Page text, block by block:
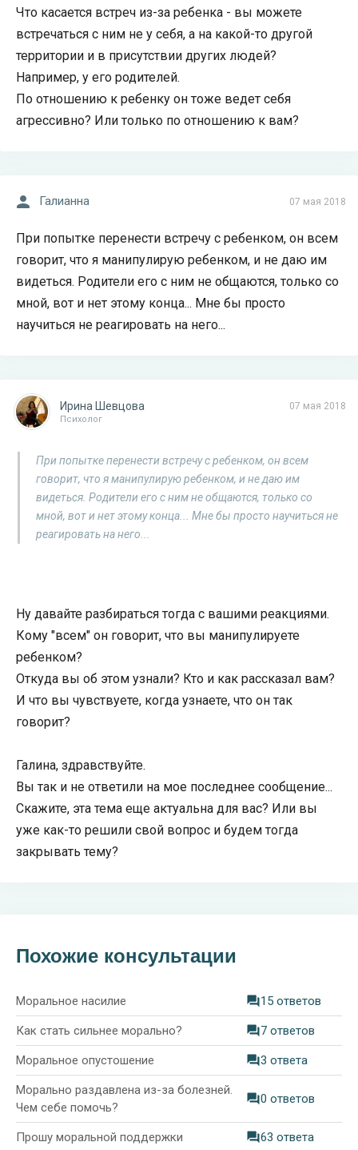
Что касается встреч из-за ребенка - вы можете
встречаться с ним не у себя, а на какой-то другой
территории и в присутствии других людей?
Например, у его родителей.
По отношению к ребенку он тоже ведет себя
агрессивно? Или только по отношению к вам?
07 мая 2018
Галианна
При попытке перенести встречу с ребенком, он всем
говорит, что я манипулирую ребенком, и не даю им
видеться. Родители его с ним не общаются, только со
мной, вот и нет этому конца... Мне бы просто
научиться не реагировать на него...
07 мая 2018
Ирина Шевцова
Психолог
При попытке перенести встречу с ребенком, он всем
говорит, что я манипулирую ребенком, и не даю им
видеться. Родители его с ним не общаются, только со
мной, вот и нет этому конца... Мне бы просто научиться не
реагировать на него...
Ну давайте разбираться тогда с вашими реакциями.
Кому "всем" он говорит, что вы манипулируете
ребенком?
Откуда вы об этом узнали? Кто и как рассказал вам?
И что вы чувствуете, когда узнаете, что он так
говорит?
Галина, здравствуйте.
Вы так и не ответили на мое последнее сообщение...
Скажите, эта тема еще актуальна для вас? Или вы
уже как-то решили свой вопрос и будем тогда
закрывать тему?
Похожие консультации
Моральное насилие 15 ответов
Как стать сильнее морально? 7 ответов
Моральное опустошение 3 ответа
Морально раздавлена из-за болезней.
Чем себе помочь?
0 ответов
Прошу моральной поддержки 63 ответа